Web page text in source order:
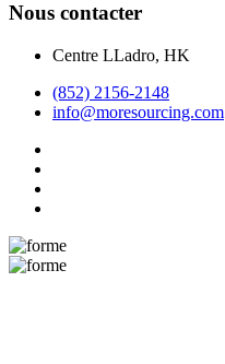
Nous contacter
Centre LLadro, HK
(852) 2156-2148
info@moresourcing.com